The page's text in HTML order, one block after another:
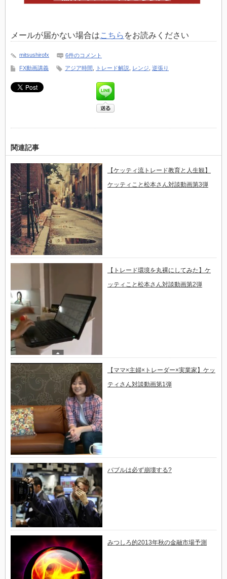
メールが届かない場合はこちら をお読みください
mitsushirofx 6件のコメント
FX動画講義 アジア時間 トレード解説 レンジ 逆張り
関連記事
【ケッティ流トレード教育​と人生観】
ケッティこと松本さん対​談動画第3弾
【トレード環境を丸裸にしてみた】ケ
ッティこと松本さん対談動画第2弾
【ママ×主婦×トレーダー×実業家】ケッ
ティさん対談動画第1弾
バブ​ルは必ず崩壊する?
みつしろ的2013年秋の金融市場予測